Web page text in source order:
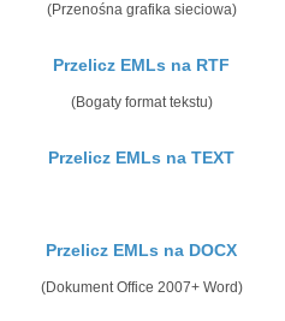
(Przenośna grafika sieciowa)
Przelicz EMLs na RTF
(Bogaty format tekstu)
Przelicz EMLs na TEXT
Przelicz EMLs na DOCX
(Dokument Office 2007+ Word)